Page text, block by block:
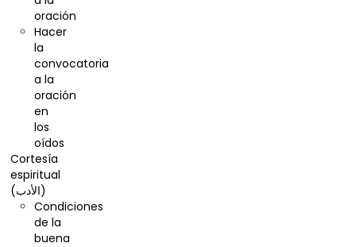
oración
Hacer
la
convocatoria
a la
oración
en
los
oídos
Cortesía
espiritual
(الأدب)
Condiciones
de la
buena